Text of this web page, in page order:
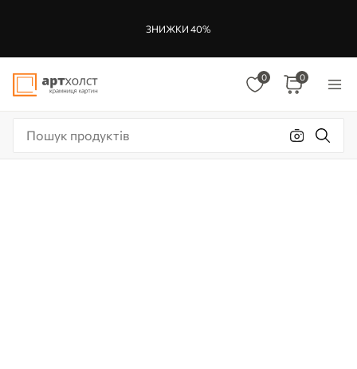
ЗНИЖКИ 40%
0 0